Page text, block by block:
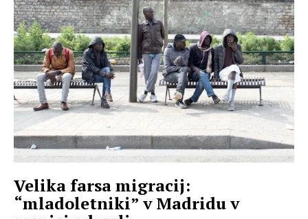
Velika farsa migracij:
“mladoletniki” v Madridu v